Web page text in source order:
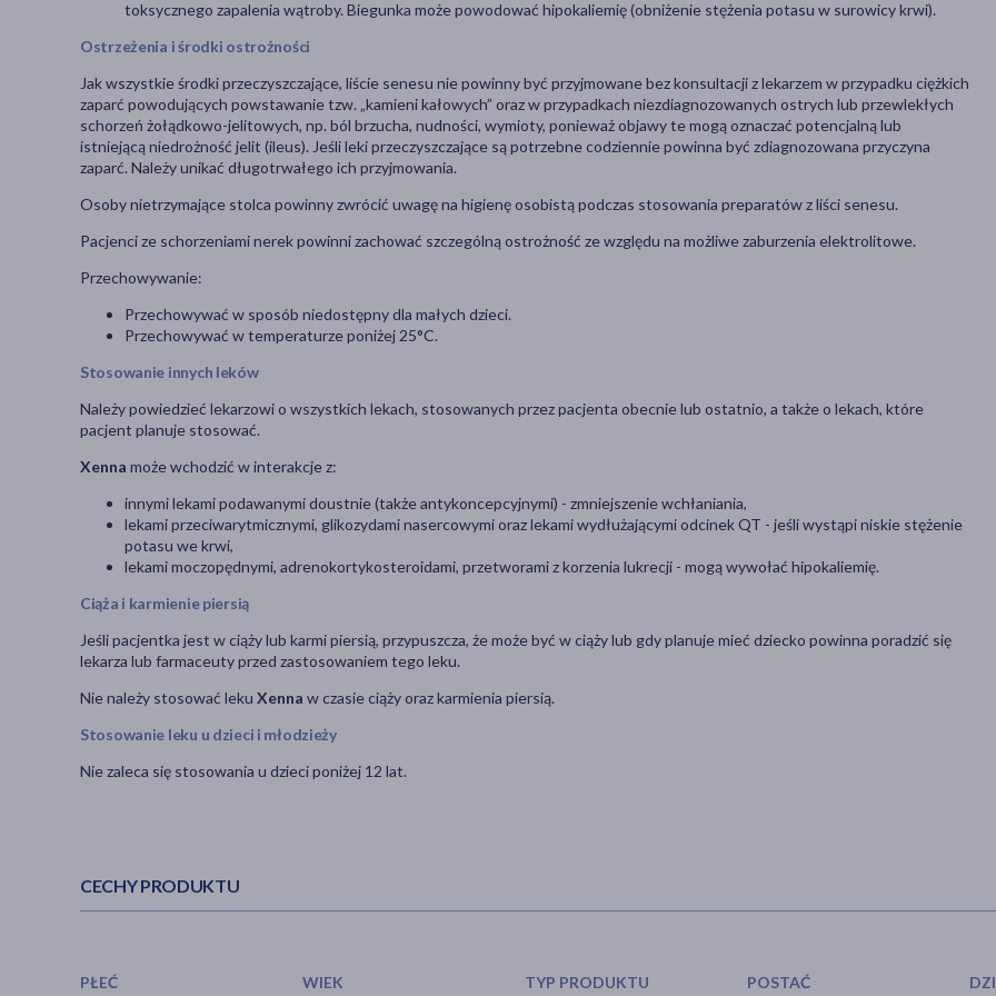
toksycznego zapalenia wątroby. Biegunka może powodować hipokaliemię (obniżenie stężenia potasu w surowicy krwi).
Ostrzeżenia i środki ostrożności
Jak wszystkie środki przeczyszczające, liście senesu nie powinny być przyjmowane bez konsultacji z lekarzem w przypadku ciężkich
zaparć powodujących powstawanie tzw. „kamieni kałowych” oraz w przypadkach niezdiagnozowanych ostrych lub przewlekłych
schorzeń żołądkowo-jelitowych, np. ból brzucha, nudności, wymioty, ponieważ objawy te mogą oznaczać potencjalną lub
istniejącą niedrożność jelit (ileus). Jeśli leki przeczyszczające są potrzebne codziennie powinna być zdiagnozowana przyczyna
zaparć. Należy unikać długotrwałego ich przyjmowania.
Osoby nietrzymające stolca powinny zwrócić uwagę na higienę osobistą podczas stosowania preparatów z liści senesu.
Pacjenci ze schorzeniami nerek powinni zachować szczególną ostrożność ze względu na możliwe zaburzenia elektrolitowe.
Przechowywanie:
Przechowywać w sposób niedostępny dla małych dzieci.
Przechowywać w temperaturze poniżej 25°C.
Stosowanie innych leków
Należy powiedzieć lekarzowi o wszystkich lekach, stosowanych przez pacjenta obecnie lub ostatnio, a także o lekach, które
pacjent planuje stosować.
Xenna może wchodzić w interakcje z:
innymi lekami podawanymi doustnie (także antykoncepcyjnymi) - zmniejszenie wchłaniania,
lekami przeciwarytmicznymi, glikozydami nasercowymi oraz lekami wydłużającymi odcinek QT - jeśli wystąpi niskie stężenie
potasu we krwi,
lekami moczopędnymi, adrenokortykosteroidami, przetworami z korzenia lukrecji - mogą wywołać hipokaliemię.
Ciąża i karmienie piersią
Jeśli pacjentka jest w ciąży lub karmi piersią, przypuszcza, że może być w ciąży lub gdy planuje mieć dziecko powinna poradzić się
lekarza lub farmaceuty przed zastosowaniem tego leku.
Nie należy stosować leku Xenna w czasie ciąży oraz karmienia piersią.
Stosowanie leku u dzieci i młodzieży
Nie zaleca się stosowania u dzieci poniżej 12 lat.
CECHY PRODUKTU
PŁEĆ WIEK TYP PRODUKTU POSTAĆ